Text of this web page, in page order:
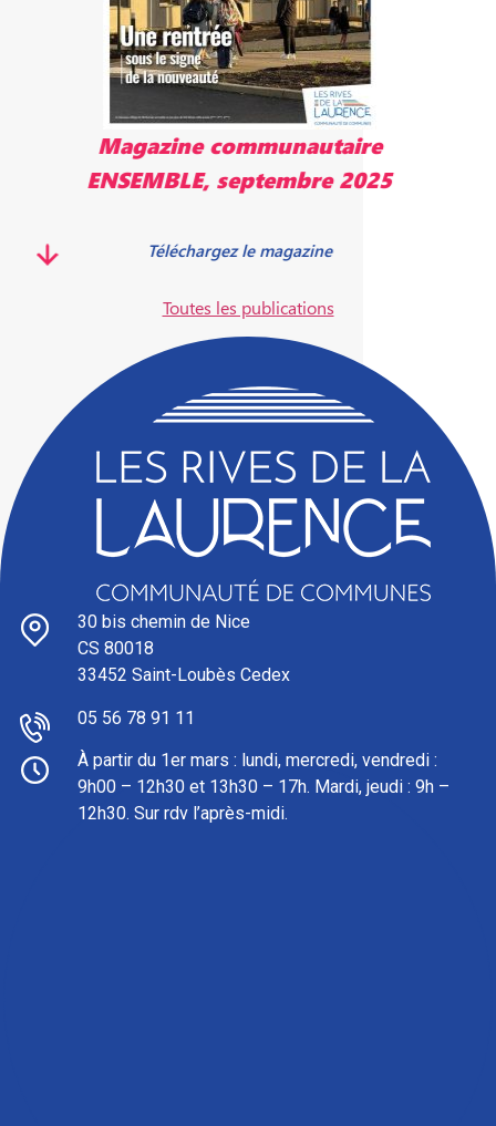
30 bis chemin de Nice
CS 80018
33452 Saint-Loubès Cedex
05 56 78 91 11
À partir du 1er mars : l undi, mercredi, vendredi :
9h00 – 12h30 et 13h30 – 17h. Mardi, jeudi : 9h –
12h30. Sur rdv l’après-midi.
Magazine communautaire
ENSEMBLE, mai 2025
Télécharger le magazine
Toutes les publications